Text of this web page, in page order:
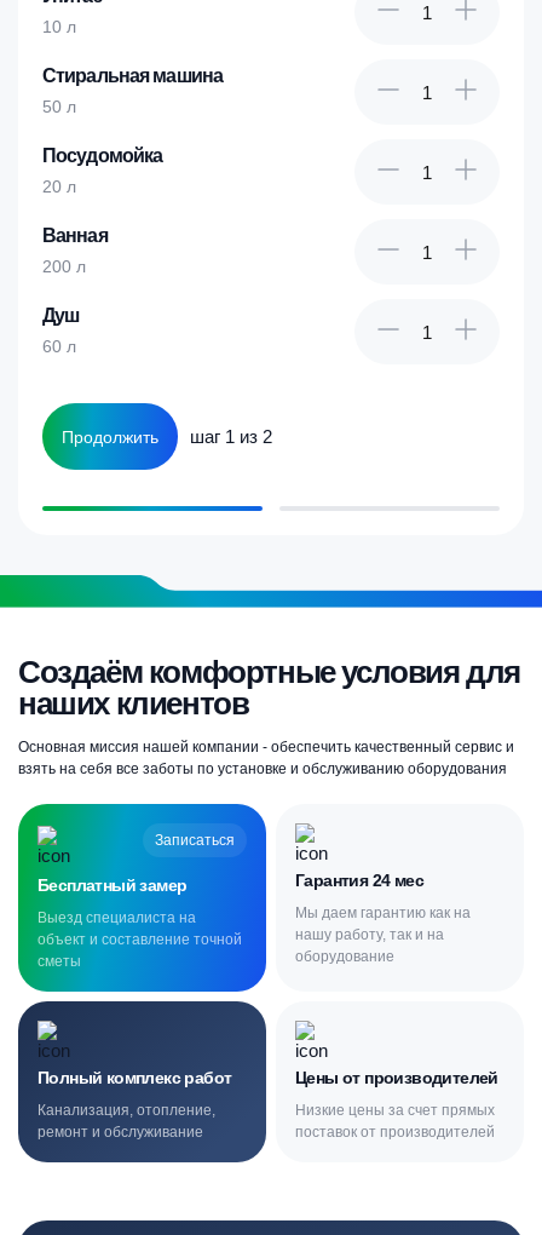
10 л
Стиральная машина
50 л
Посудомойка
20 л
Ванная
200 л
Душ
60 л
Продолжить шаг 1 из 2
Создаём комфортные условия для
наших клиентов
Основная миссия нашей компании - обеспечить качественный сервис и
взять на себя все заботы по установке и обслуживанию оборудования
Записаться
Бесплатный замер
Выезд специалиста на
объект и составление точной
сметы
Гарантия 24 мес
Мы даем гарантию как на
нашу работу, так и на
оборудование
Полный комплекс работ
Канализация, отопление,
ремонт и обслуживание
Цены от производителей
Низкие цены за счет прямых
поставок от производителей